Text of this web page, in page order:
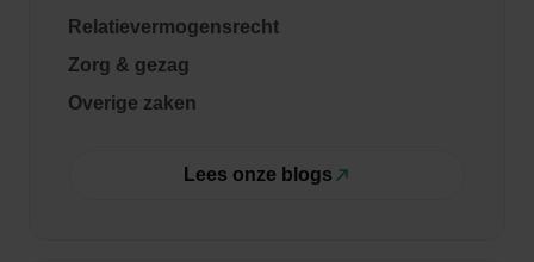
Relatievermogensrecht
Zorg & gezag
Overige zaken
Lees onze blogs